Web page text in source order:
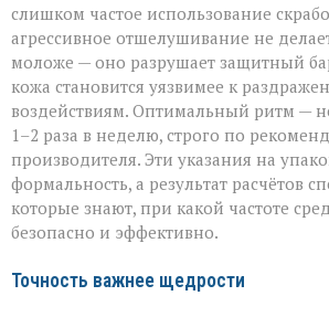
слишком частое использование
агрессивное отшелушивание не
моложе — оно разрушает защитный
кожа становится уязвимее к
воздействиям. Оптимальный ритм —
1–2 раза в неделю, строго по
производителя. Эти указания на
формальность, а результат расчётов
которые знают, при какой частоте
безопасно и эффективно.
Точность важнее щедрости